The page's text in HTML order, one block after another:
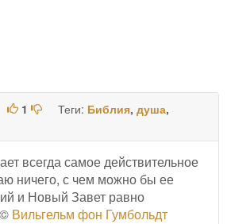
1 Теги: Библия, душа,
всегда самое действительное
ничего, с чем можно бы ее
и Новый Завет равно
Вильгельм фон Гумбольдт